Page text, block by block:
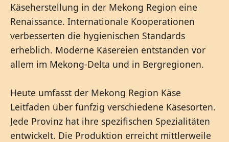
Käseherstellung in der Mekong Region eine
Renaissance. Internationale Kooperationen
verbesserten die hygienischen Standards
erheblich. Moderne Käsereien entstanden vor
allem im Mekong-Delta und in Bergregionen.
Heute umfasst der Mekong Region Käse
Leitfaden über fünfzig verschiedene Käsesorten.
Jede Provinz hat ihre spezifischen Spezialitäten
entwickelt. Die Produktion erreicht mittlerweile